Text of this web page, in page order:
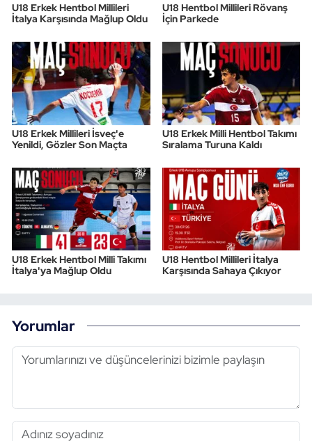
U18 Erkek Hentbol Millileri
İtalya Karşısında Mağlup Oldu
U18 Hentbol Millileri Rövanş
İçin Parkede
U18 Erkek Millileri İsveç'e
Yenildi, Gözler Son Maçta
U18 Erkek Milli Hentbol Takımı
Sıralama Turuna Kaldı
U18 Erkek Hentbol Milli Takımı
İtalya'ya Mağlup Oldu
U18 Hentbol Millileri İtalya
Karşısında Sahaya Çıkıyor
Yorumlar
Triatlon
Voleybol
Vücut Geliştirme Fitness
Wushu Kungfu
Yüzme